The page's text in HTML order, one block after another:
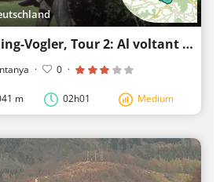
Parc Natural Solling-Vogler, Tour 2: Al voltant del Vogler
· 0 ·
m 02h01 Medium